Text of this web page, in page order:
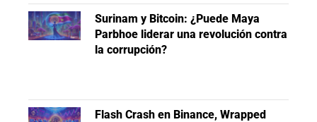
Surinam y Bitcoin: ¿Puede Maya
Parbhoe liderar una revolución contra
la corrupción?
Flash Crash en Binance, Wrapped